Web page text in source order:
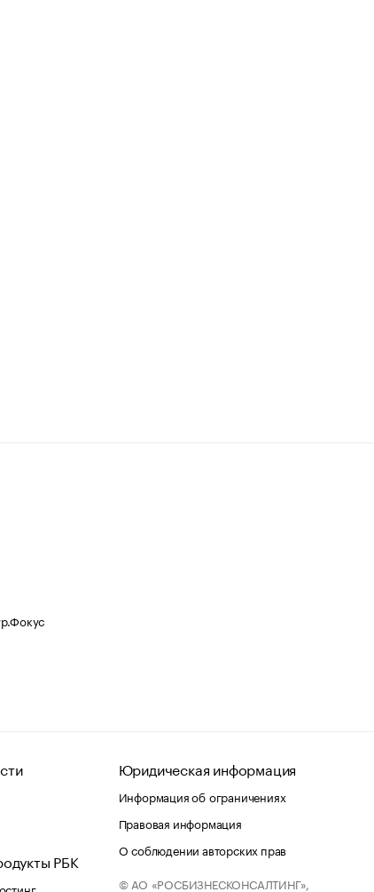
РБК
Юридическая информация
Информация об ограничениях
Правовая информация
О соблюдении авторских прав
© АО «РОСБИЗНЕСКОНСАЛТИНГ»,